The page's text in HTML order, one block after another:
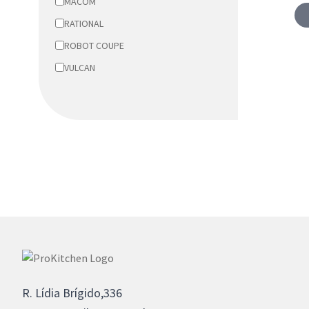
RATIONAL
ROBOT COUPE
VULCAN
R. Lídia Brígido,336